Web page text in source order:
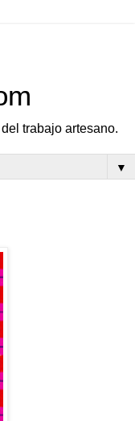
trabajo artesano.
▼